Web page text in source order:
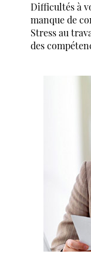
Difficultés à
manque de
Stress au
des